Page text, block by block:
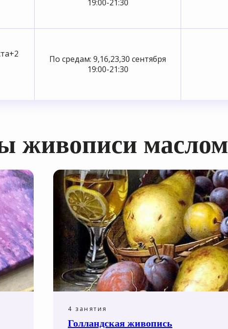
19:00-21:30
По средам: 9,16,23,30 сентября
19:00-21:30
живописи маслом
4 занятия
Голландская живопись